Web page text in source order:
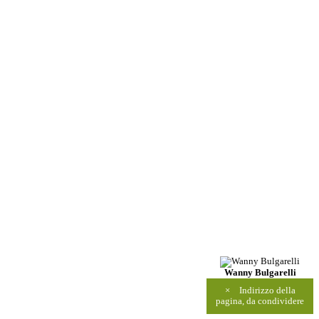
Wanny Bulgarelli
×
Indirizzo della
pagina, da condividere